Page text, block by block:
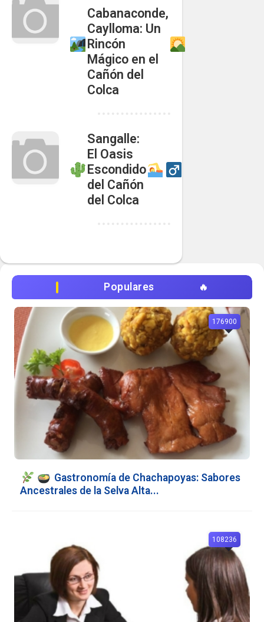
Cabanaconde,
Caylloma: Un
Rincón
Mágico en el
Cañón del
Colca
Sangalle:
El Oasis
Escondido
del Cañón
del Colca
Populares
Gastronomía de Chachapoyas: Sabores
Ancestrales de la Selva Alta...
176900
108236